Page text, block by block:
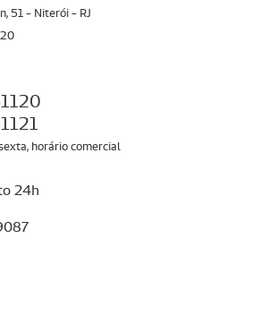
51 - Niterói - RJ
horário comercial
24h